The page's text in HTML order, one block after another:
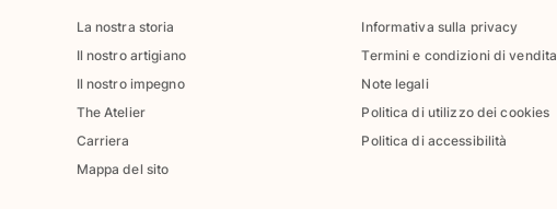
La nostra storia
Il nostro artigiano
Il nostro impegno
The Atelier
Carriera
Mappa del sito
Informativa sulla privacy
Termini e condizioni di vendita
Note legali
Politica di utilizzo dei cookies
Politica di accessibilità